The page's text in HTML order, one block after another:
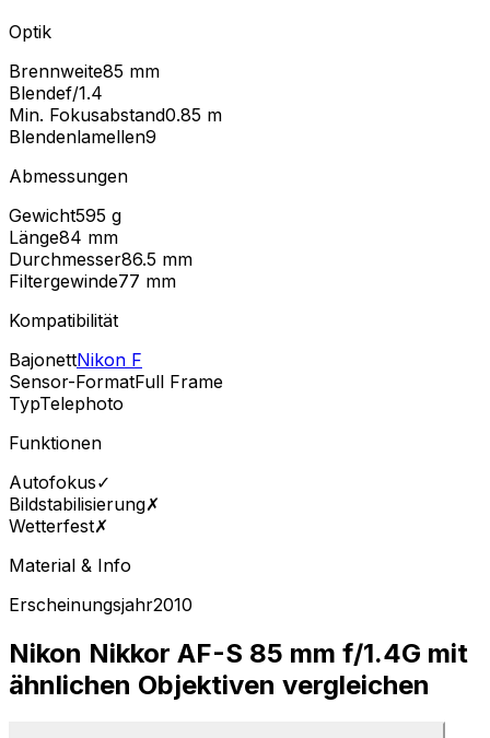
Optik
Brennweite85 mm
Blendef/1.4
Min. Fokusabstand0.85 m
Blendenlamellen9
Abmessungen
Gewicht595 g
Länge84 mm
Durchmesser86.5 mm
Filtergewinde77 mm
Kompatibilität
BajonettNikon F
Sensor-FormatFull Frame
TypTelephoto
Funktionen
Autofokus✓
Bildstabilisierung✗
Wetterfest✗
Material & Info
Erscheinungsjahr2010
Nikon Nikkor AF-S 85 mm f/1.4G mit
ähnlichen Objektiven vergleichen